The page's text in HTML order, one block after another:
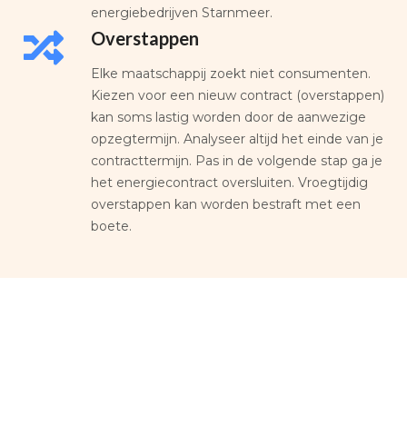
energiebedrijven Starnmeer.
Overstappen
Elke maatschappij zoekt niet consumenten.
Kiezen voor een nieuw contract (overstappen)
kan soms lastig worden door de aanwezige
opzegtermijn. Analyseer altijd het einde van je
contracttermijn. Pas in de volgende stap ga je
het energiecontract oversluiten. Vroegtijdig
overstappen kan worden bestraft met een
boete.